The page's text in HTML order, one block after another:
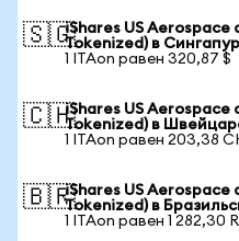
🇸🇬iShares US Aerospace
Tokenized) в
1 ITAon равен 320,87 $
🇨🇭iShares US Aerospace
Tokenized) в
1 ITAon равен 203,38
🇧🇷iShares US Aerospace
Tokenized) в
1 ITAon равен 1 282,30